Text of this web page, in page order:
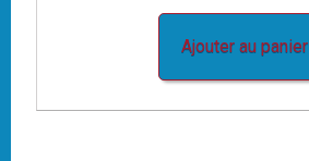
Ajouter au panier